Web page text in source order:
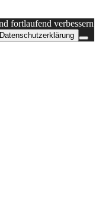
fortlaufend verbessern
Datenschutzerklärung